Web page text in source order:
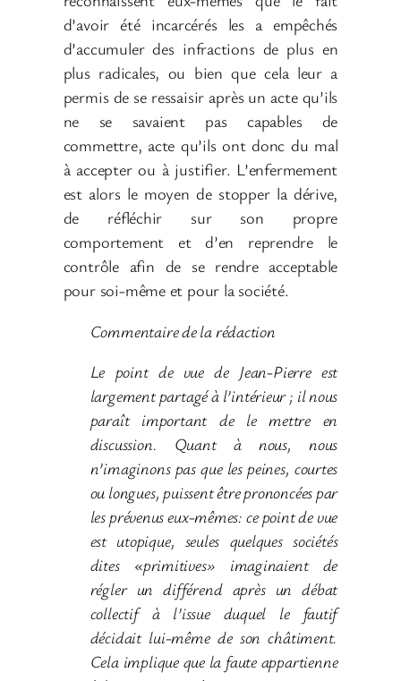
d’avoir été incarcérés les a empêchés
d’accumuler des infractions de plus en
plus radicales, ou bien que cela leur a
permis de se ressaisir après un acte qu’ils
ne se savaient pas capables de
commettre, acte qu’ils ont donc du mal
à accepter ou à justifier. L’enfermement
est alors le moyen de stopper la dérive,
de réfléchir sur son propre
comportement et d’en reprendre le
contrôle afin de se rendre acceptable
pour soi-même et pour la société.
Commentaire de la rédaction
Le point de vue de Jean-Pierre est
largement partagé à l’intérieur ; il nous
paraît important de le mettre en
discussion. Quant à nous, nous
n’imaginons pas que les peines, courtes
ou longues, puissent être prononcées par
les prévenus eux-mêmes: ce point de vue
est utopique, seules quelques sociétés
dites «primitives» imaginaient de
régler un différend après un débat
collectif à l’issue duquel le fautif
décidait lui-même de son châtiment.
Cela implique que la faute appartienne